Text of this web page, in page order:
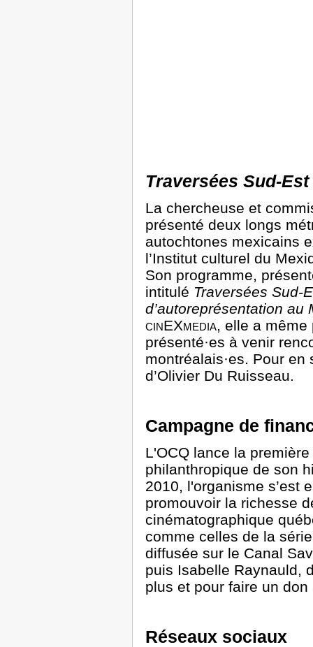
Traversées Sud-Est
La chercheuse et
présenté deux longs
autochtones mexicains
l’Institut culturel du
Son programme,
intitulé Traversées Sud-
d’autoreprésentation au
cinEXmedia, elle a
présenté·es à venir
montréalais·es. Pour
d’Olivier Du Ruisseau.
Campagne de
L'OCQ lance la
philanthropique de son
2010, l'organisme s’est
promouvoir la richesse
cinématographique
comme celles de la
diffusée sur le Canal
puis Isabelle Raynauld,
plus et pour faire un
Réseaux sociaux